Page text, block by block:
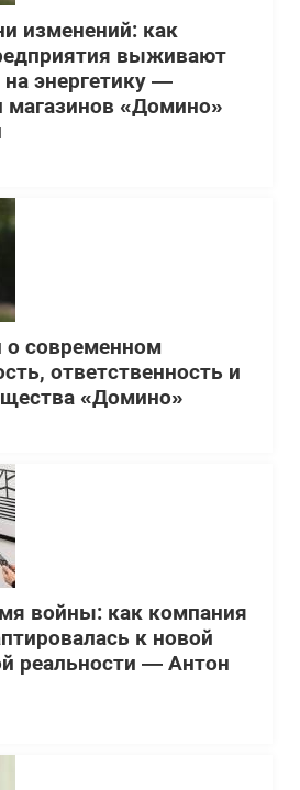
изменений: как
выживают
энергетику —
магазинов «Домино»
современном
ответственность и
«Домино»
войны: как компания
к новой
реальности — Антон